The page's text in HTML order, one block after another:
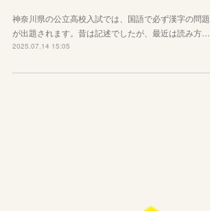
神奈川県の公立高校入試では、国語で必ず漢字の問題
が出題されます。昔は記述でしたが、最近は読み方…
2025.07.14 15:05